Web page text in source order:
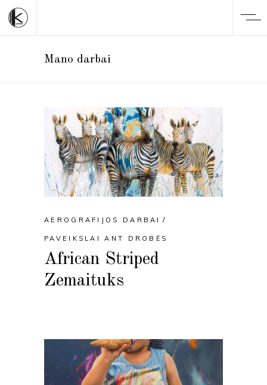
Mano darbai
AEROGRAFIJOS DARBAI
PAVEIKSLAI ANT DROBĖS
African Striped
Zemaituks